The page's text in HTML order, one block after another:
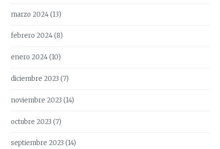
marzo 2024(13)
febrero 2024(8)
enero 2024(10)
diciembre 2023 (7)
noviembre 2023 (14)
octubre 2023 (7)
septiembre 2023 (14)